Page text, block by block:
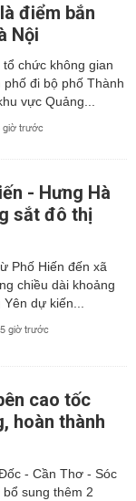
điểm bắn
Nội
chức không gian
phố đi bộ phố Thành
vực Quảng...
giờ trước
- Hưng Hà
sắt đô thị
Phố Hiến đến xã
chiều dài khoảng
Yên dự kiến...
giờ trước
cao tốc
hoàn thành
- Cần Thơ - Sóc
sung thêm 2